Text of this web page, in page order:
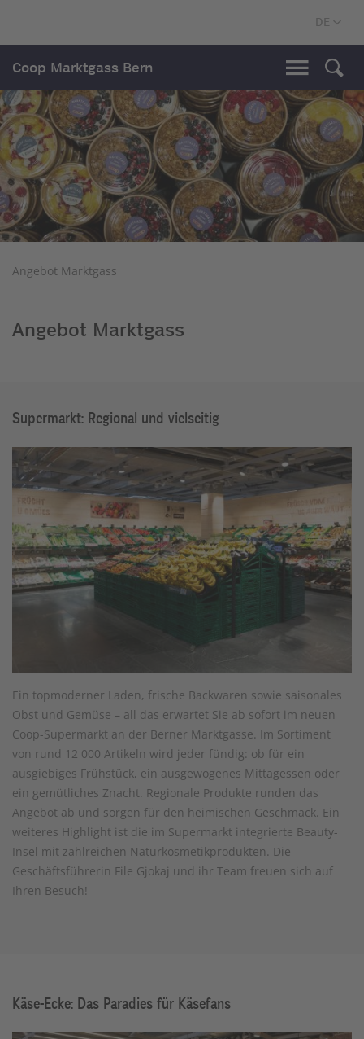
Coop Marktgass Bern
Angebot Marktgass
Angebot Marktgass
Supermarkt: Regional und vielseitig
Ein topmoderner Laden, frische Backwaren sowie saisonales
Obst und Gemüse – all das erwartet Sie ab sofort im neuen
Coop-Supermarkt an der Berner Marktgasse. Im Sortiment
von rund 12 000 Artikeln wird jeder fündig: ob für ein
ausgiebiges Frühstück, ein ausgewogenes Mittagessen oder
ein gemütliches Znacht. Regionale Produkte runden das
Angebot ab und sorgen für den heimischen Geschmack. Ein
weiteres Highlight ist die im Supermarkt integrierte Beauty-
Insel mit zahlreichen Naturkosmetikprodukten. Die
Geschäftsführerin File Gjokaj und ihr Team freuen sich auf
Ihren Besuch!
Käse-Ecke: Das Paradies für Käsefans